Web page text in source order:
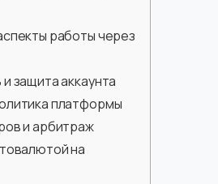
работы через
защита аккаунта
платформы
и арбитраж
на